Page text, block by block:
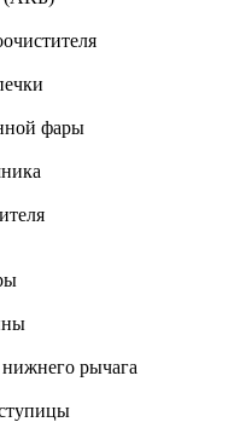
фары
рычага